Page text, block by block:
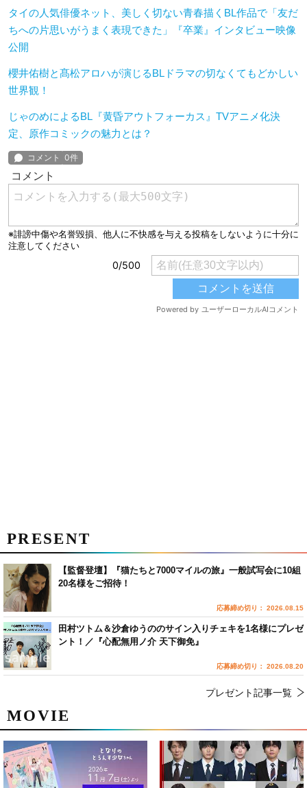
タイの人気俳優ネット、美しく切ない青春描くBL作品で「友だ
ちへの片思いがうまく表現できた」『卒業』インタビュー映像
公開
櫻井佑樹と髙松アロハが演じるBLドラマの切なくてもどかしい
世界観！
じゃのめによるBL『黄昏アウトフォーカス』TVアニメ化決
定、原作コミックの魅力とは？
MOVIE
PRESENT
【監督登壇】『猫たちと7000マイルの旅』一般試写会に10組
20名様をご招待！
応募締め切り： 2026.08.15
田村ツトム＆沙倉ゆうののサイン入りチェキを1名様にプレゼ
ント！／『心配無用ノ介 天下御免』
応募締め切り： 2026.08.20
プレゼント記事一覧